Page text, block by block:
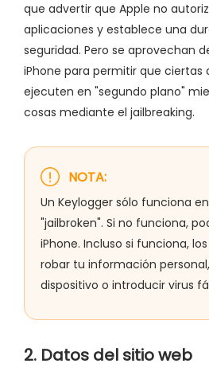
que advertir que Apple no
aplicaciones y establece una
seguridad. Pero se aprovechan
iPhone para permitir que ciertas
ejecuten en "segundo plano"
cosas mediante el jailbreaking.
NOTA:
Un Keylogger sólo funciona
"jailbroken". Si no funciona,
iPhone. Incluso si funciona,
robar tu información
dispositivo o introducir virus
2. Datos del sitio web